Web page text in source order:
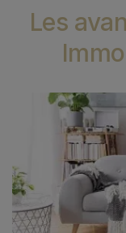
Les
Image